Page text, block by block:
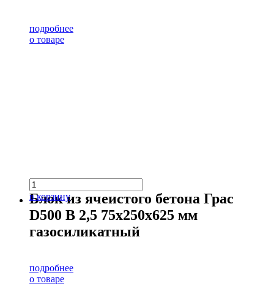
подробнее
о товаре
в корзину
Блок из ячеистого бетона Грас
D500 В 2,5 75х250х625 мм
газосиликатный
подробнее
о товаре